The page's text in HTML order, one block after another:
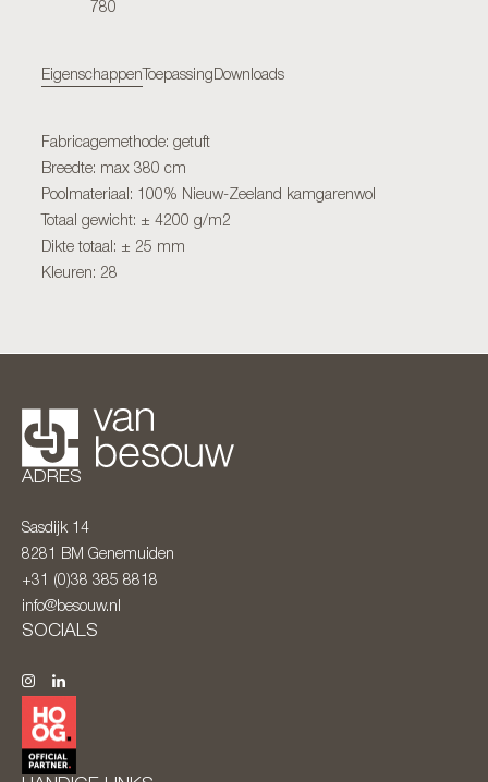
780
Eigenschappen Toepassing Downloads
Fabricagemethode: getuft
Breedte: max 380 cm
Poolmateriaal: 100% Nieuw-Zeeland kamgarenwol
Totaal gewicht: ± 4200 g/m2
Dikte totaal: ± 25 mm
Kleuren: 28
ADRES
Sasdijk 14
8281 BM Genemuiden
+31 (0)38 385 8818
info@besouw.nl
SOCIALS